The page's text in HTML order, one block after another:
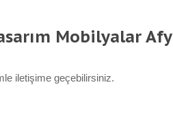
Mobilyalar
iletişime geçebilirsiniz.